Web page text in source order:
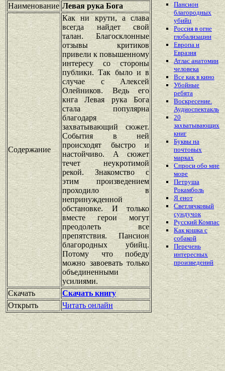
Наименование Левая рука Бога
Содержание
Как ни крути, а слава
всегда найдет свой
талан. Благосклонные
отзывы критиков
привели к повышенному
интересу со стороны
публики. Так было и в
случае с Алексей
Олейников. Ведь его
кнга Левая рука Бога
стала популярна
благодаря
захватывающий сюжет.
События в ней
происходят быстро и
настойчиво. А сюжет
течет неукротимой
рекой. Знакомство с
этим произведением
проходило в
непринужденной
обстановке. И только
вместе герои могут
преодолеть все
препятствия. Пансион
благородных убийц.
Потому что победу
можно завоевать только
объединенными
усилиями.
Скачать
Скачать книгу
Открыть
Читать онлайн
Пансион
благородных
убийц
Россия в огне
глобализации
Европа и
Евразия
Атлас анатомии
человека
Все как в кино
Убойные
ребята
Воскресение.
Аудиоспектакль
20
захватывающих
книг
Буквы на
почтовых
марках
Спроси обо мне
море
Петруша
Рокамболь
Я енот
Светлячковый
сундучок
Русский Компас
Как кошка с
собакой
Перечень
интересных
произведений